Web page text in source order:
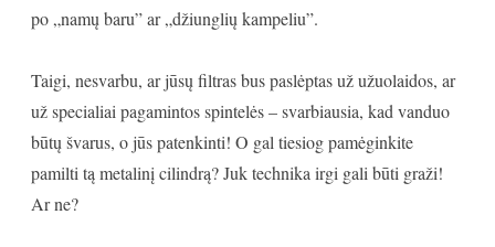
po „namų baru” ar „džiunglių kampeliu”.
Taigi, nesvarbu, ar jūsų filtras bus paslėptas už užuolaidos, ar
už specialiai pagamintos spintelės – svarbiausia, kad vanduo
būtų švarus, o jūs patenkinti! O gal tiesiog pamėginkite
pamilti tą metalinį cilindrą? Juk technika irgi gali būti graži!
Ar ne?